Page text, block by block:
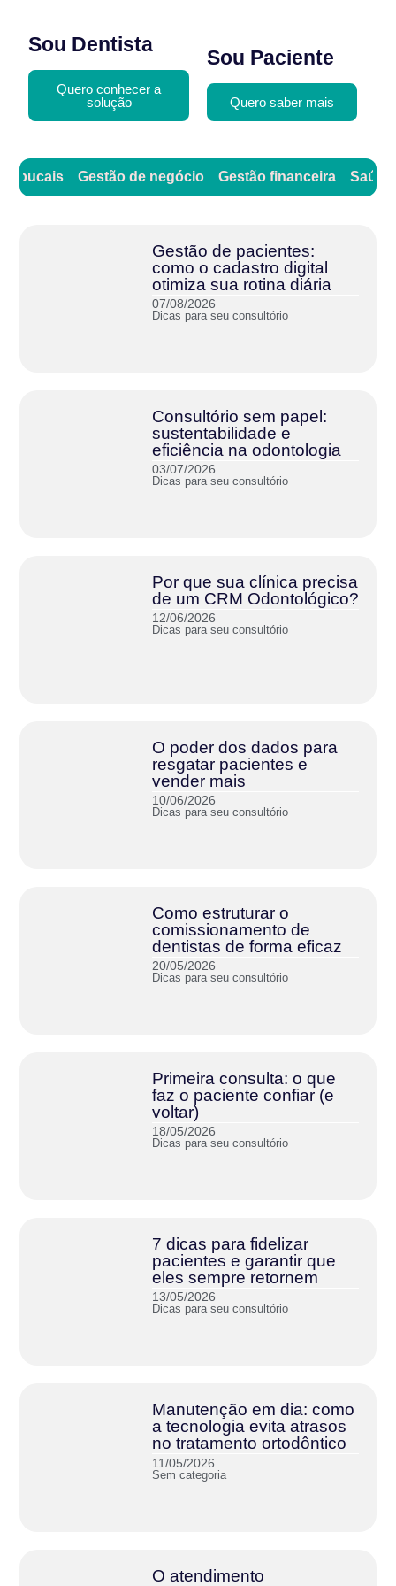
Sou Dentista
Quero conhecer a
solução
Sou Paciente
Quero saber mais
bucais Gestão de negócio Gestão financeira
Gestão de pacientes:
como o cadastro digital
otimiza sua rotina diária
07/08/2026
Dicas para seu consultório
Consultório sem papel:
sustentabilidade e
eficiência na odontologia
03/07/2026
Dicas para seu consultório
Por que sua clínica precisa
de um CRM Odontológico?
12/06/2026
Dicas para seu consultório
O poder dos dados para
resgatar pacientes e
vender mais
10/06/2026
Dicas para seu consultório
Como estruturar o
comissionamento de
dentistas de forma eficaz
20/05/2026
Dicas para seu consultório
Primeira consulta: o que
faz o paciente confiar (e
voltar)
18/05/2026
Dicas para seu consultório
7 dicas para fidelizar
pacientes e garantir que
eles sempre retornem
13/05/2026
Dicas para seu consultório
Manutenção em dia: como
a tecnologia evita atrasos
no tratamento ortodôntico
11/05/2026
Sem categoria
O atendimento